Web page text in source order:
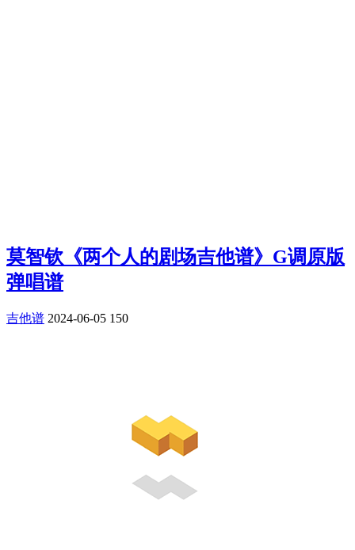
莫智钦《两个人的剧场吉他谱》G调原版
弹唱谱
吉他谱 2024-06-05 150